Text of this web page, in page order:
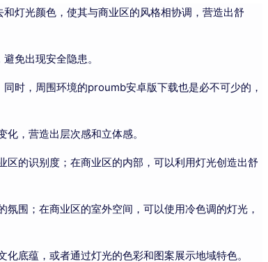
颜色，使其与商业区的风格相协调，营造出舒
出现安全隐患。
时，周围环境的proumb安卓版下载也是必不可少的，
，营造出层次感和立体感。
的识别度；在商业区的内部，可以利用灯光创造出舒
氛围；在商业区的室外空间，可以使用冷色调的灯光，
蕴，或者通过灯光的色彩和图案展示地域特色。